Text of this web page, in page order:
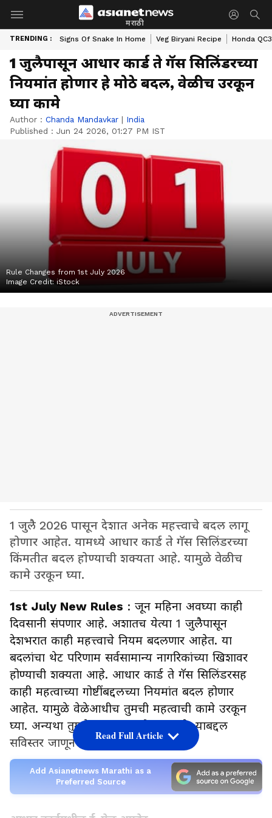
मराठी
TRENDING : Signs Of Snake In Home Veg Biryani Recipe Honda
1 जुलैपासून आधार कार्ड ते गॅस सिलिंडरच्या
नियमांत होणार हे मोठे बदल, वेळीच उरकून
घ्या कामे
Author : Chanda Mandavkar | India
Published : Jun 24 2026, 01:27 PM IST
Rule Changes from 1st July 2026
Image Credit: iStock
1 जुलै 2026 पासून देशात अनेक महत्त्वाचे बदल लागू
होणार आहेत. यामध्ये आधार कार्ड ते गॅस सिलिंडरच्या
किंमतीत बदल होण्याची शक्यता आहे. यामुळे वेळीच
कामे उरकून घ्या.
1st July New Rules : जून महिना अवघ्या काही
दिवसानी संपणार आहे. अशातच येत्या 1 जुलैपासून
देशभरात काही महत्त्वाचे नियम बदलणार आहेत. या
बदलांचा थेट परिणाम सर्वसामान्य नागरिकांच्या खिशावर
होण्याची शक्यता आहे. आधार कार्ड ते गॅस सिलिंडरसह
काही महत्वाच्या गोष्टींबद्दलच्या नियमांत बदल होणार
आहेत. यामुळे वेळेआधीच तुमची महत्वाची कामे उरकून
घ्या. अन्यथा तुमचेच नुकसान होणार आहे. याबद्दल
सविस्तर जाणून घ्या.
Add Asianetnews Marathi as a
Preferred Source
Read Full Article